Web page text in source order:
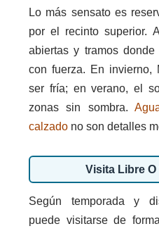
Lo más sensato es
por el recinto superior.
abiertas y tramos
con fuerza. En invierno,
ser fría; en verano, el
zonas sin sombra.
calzado no son detalles
Visita Libre
Según temporada y
puede visitarse de